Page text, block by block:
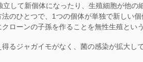
立して新個体になったり、生殖細胞が他の
のひとつで、1つの個体が単独で新しい
ローンの子孫を作ることを無性生殖という
るジャガイモがなく、菌の感染が拡大し